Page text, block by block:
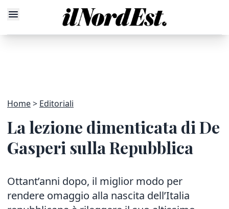
Home Editoriali
La lezione dimenticata di De
Gasperi sulla Repubblica
Ottant’anni dopo, il miglior modo per
rendere omaggio alla nascita dell’Italia